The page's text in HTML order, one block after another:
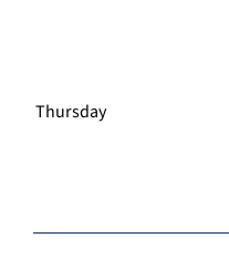
Thursday